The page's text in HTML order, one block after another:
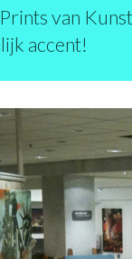
van
accent!